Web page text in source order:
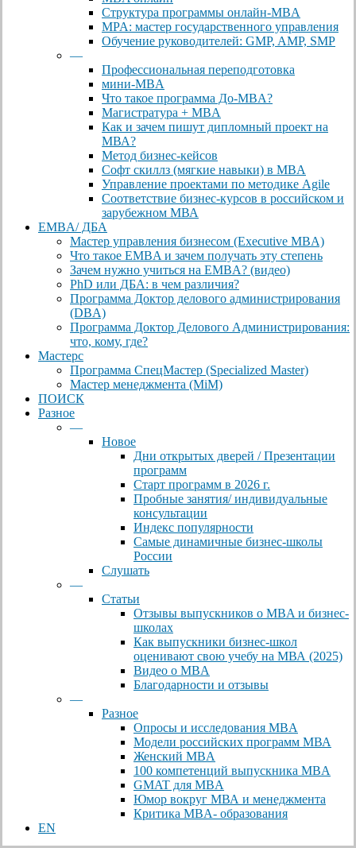
Cтруктура программы онлайн-MBA
MPA: мастер государственного управления
Обучение руководителей: GMP, AMP, SMP
—
Профессиональная переподготовка
мини-MBA
Что такое программа До-MBA?
Магистратура + MBA
Как и зачем пишут дипломный проект на
МВА?
Метод бизнес-кейсов
Софт скиллз (мягкие навыки) в MBA
Управление проектами по методике Agile
Соответствие бизнес-курсов в российском и
зарубежном МВА
EMBA/ ДБA
Мастер управления бизнесом (Executive MBA)
Что такое EMBA и зачем получать эту степень
Зачем нужно учиться на EMBA? (видео)
PhD или ДБА: в чем различия?
Программа Доктор делового администрирования
(DBА)
Программа Доктор Делового Администрирования:
что, кому, где?
Мастерс
Программа СпецМастер (Specialized Master)
Мастер менеджмента (MiM)
ПОИСК
Разное
—
Новое
Дни открытых дверей / Презентации
программ
Старт программ в 2026 г.
Пробные занятия/ индивидуальные
консультации
Индекс популярности
Самые динамичные бизнес-школы
России
Слушать
—
Статьи
Отзывы выпускников о MBA и бизнес-
школах
Как выпускники бизнес-школ
оценивают свою учебу на МВА (2025)
Видео о MBA
Благодарности и отзывы
—
Разное
Опросы и исследования MBA
Модели российских программ МВА
Женский MBA
100 компетенций выпускника MBA
GMAT для MBA
Юмор вокруг МВА и менеджмента
Критика MBA- образования
EN